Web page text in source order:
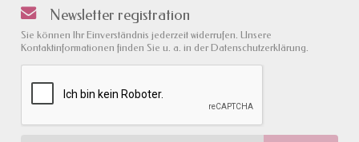
Newsletter registration
Sie können Ihr Einverständnis jederzeit widerrufen. Unsere
Kontaktinformationen finden Sie u. a. in der Datenschutzerklärung.